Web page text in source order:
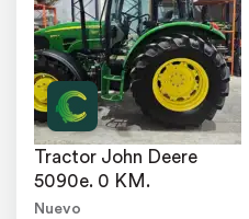
Tractor John Deere
5090e. 0 KM.
Nuevo